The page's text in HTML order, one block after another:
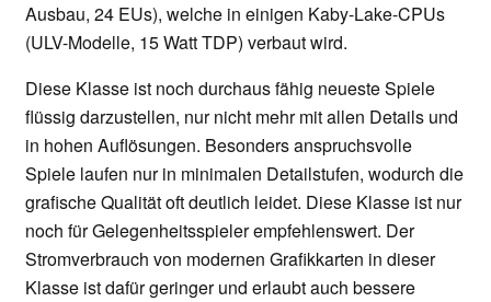
Ausbau, 24 EUs), welche in einigen Kaby-Lake-CPUs
(ULV-Modelle, 15 Watt TDP) verbaut wird.
Diese Klasse ist noch durchaus fähig neueste Spiele
flüssig darzustellen, nur nicht mehr mit allen Details und
in hohen Auflösungen. Besonders anspruchsvolle
Spiele laufen nur in minimalen Detailstufen, wodurch die
grafische Qualität oft deutlich leidet. Diese Klasse ist nur
noch für Gelegenheitsspieler empfehlenswert. Der
Stromverbrauch von modernen Grafikkarten in dieser
Klasse ist dafür geringer und erlaubt auch bessere